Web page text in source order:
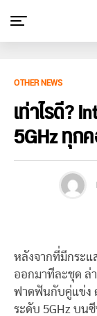
OTHER NEWS
เท่าไรดี?
5GHz ทุก
หลังจากที่มีกระ
ออกมาทีละชุด ล่
ฟาดฟันกับคู่แข่ง
ระดับ 5GHz บน